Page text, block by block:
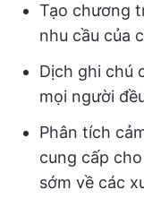
Tạo chương
nhu cầu của
Dịch ghi chú
mọi người
Phân tích
cung cấp
sớm về các